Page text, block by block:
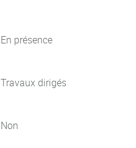
En présence
Travaux dirigés
Non